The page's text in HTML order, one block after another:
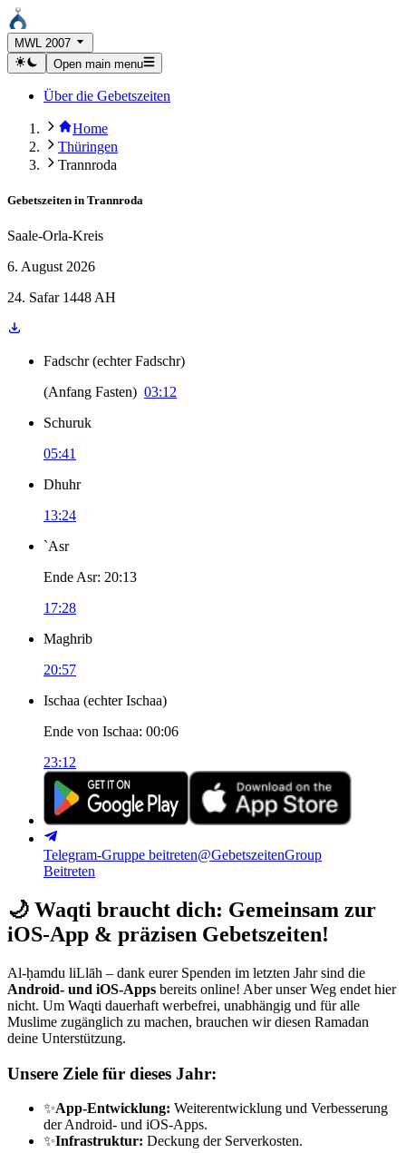
MWL 2007
Open main menu
Über die Gebetszeiten
Home
Thüringen
Trannroda
Gebetszeiten in Trannroda
Saale-Orla-Kreis
6. August 2026
24. Safar 1448 AH
Fadschr (echter Fadschr)
(Anfang Fasten) 03:12
Schuruk
05:41
Dhuhr
13:24
`Asr
Ende Asr: 20:13
17:28
Maghrib
20:57
Ischaa (echter Ischaa)
Ende von Ischaa: 00:06
23:12
Telegram-Gruppe beitreten@GebetszeitenGroup
Beitreten
🌙 Waqti braucht dich: Gemeinsam zur
iOS-App & präzisen Gebetszeiten!
Al-ḥamdu liLlāh – dank eurer Spenden im letzten Jahr sind die
Android- und iOS-Apps bereits online! Aber unser Weg endet hier
nicht. Um Waqti dauerhaft werbefrei, unabhängig und für alle
Muslime zugänglich zu machen, brauchen wir diesen Ramadan
deine Unterstützung.
Unsere Ziele für dieses Jahr:
✨App-Entwicklung: Weiterentwicklung und Verbesserung
der Android- und iOS-Apps.
✨Infrastruktur: Deckung der Serverkosten.